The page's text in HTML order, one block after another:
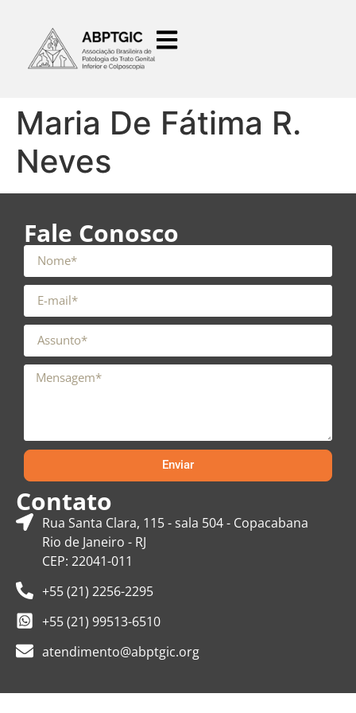
Maria De Fátima R.
Neves
Fale Conosco
Enviar
Contato
Rua Santa Clara, 115 - sala 504 - Copacabana
Rio de Janeiro - RJ
CEP: 22041-011
+55 (21) 2256-2295
+55 (21) 99513-6510
atendimento@abptgic.org